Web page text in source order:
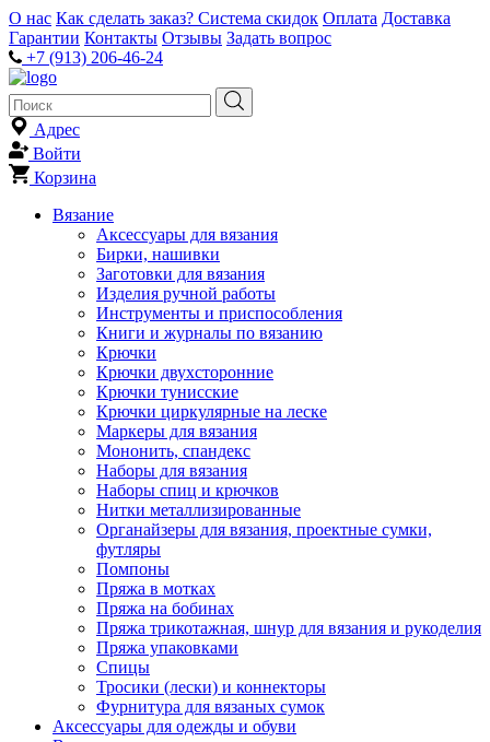
О нас Как сделать заказ? Система скидок Оплата Доставка
Гарантии Контакты Отзывы Задать вопрос
+7 (913) 206-46-24
Адрес
Войти
Корзина
Вязание
Аксессуары для вязания
Бирки, нашивки
Заготовки для вязания
Изделия ручной работы
Инструменты и приспособления
Книги и журналы по вязанию
Крючки
Крючки двухсторонние
Крючки тунисские
Крючки циркулярные на леске
Маркеры для вязания
Мононить, спандекс
Наборы для вязания
Наборы спиц и крючков
Нитки металлизированные
Органайзеры для вязания, проектные сумки,
футляры
Помпоны
Пряжа в мотках
Пряжа на бобинах
Пряжа трикотажная, шнур для вязания и рукоделия
Пряжа упаковками
Спицы
Тросики (лески) и коннекторы
Фурнитура для вязаных сумок
Аксессуары для одежды и обуви